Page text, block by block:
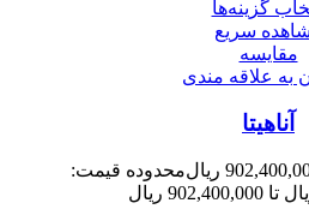
گزینه‌ها
سریع
مقایسه
به علاقه مندی
آناهیتا
ریالمحدوده قیمت: